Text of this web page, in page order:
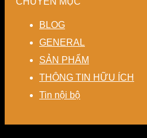
cho
nhà
máy
nâng
thành
chi
phí
sản
kín
thất
thoát
nhiệt
–
Giải
pháp
tiết
kiệm
lượng
BLOG
GENERAL
SẢN PHẨM
THÔNG TIN HỮU ÍCH
Tin nội bộ